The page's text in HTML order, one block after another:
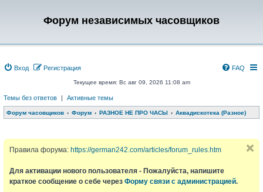
Форум независимых часовщиков
Вход Регистрация FAQ
Текущее время: Вс авг 09, 2026 11:08 am
Темы без ответов | Активные темы
Форум часовщиков Форум РАЗНОЕ НЕ ПРО ЧАСЫ Аквадискотека (Разное)
Правила форума: https://german242.com/articles/forum_rules.htm
Для активации нового пользователя - Пожалуйста, напишите
краткое сообщение о себе через Форму связи с администрацией.